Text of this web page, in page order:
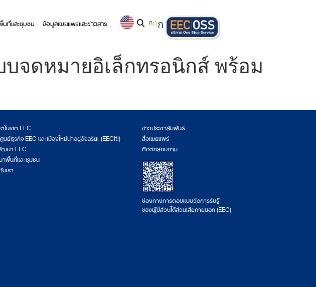
ที่และชุมชน ข้อมูลเผยแพร่และข่าวสาร กกก
บจดหมายอิเล็กทรอนิกส์ พร้อม
ในเขต EEC
นย์ธุรกิจ EEC และเมืองใหม่น่าอยู่อัจฉริยะ (EECiti)
นา EEC
พื้นที่และชุมชน
เรา
ข่าวประชาสัมพันธ์
สื่อเผยแพร่
ติดต่อสอบถาม
ช่องทางการตอบแบบวัดการรับรู้
ของผู้มีส่วนได้ส่วนเสียภายนอก (EEC)